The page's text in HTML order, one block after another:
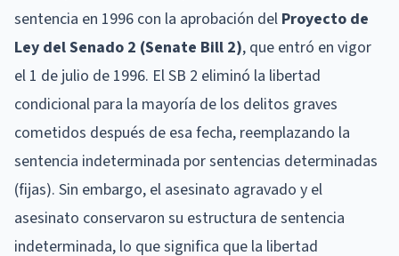
sentencia en 1996 con la aprobación del Proyecto de
Ley del Senado 2 (Senate Bill 2), que entró en vigor
el 1 de julio de 1996. El SB 2 eliminó la libertad
condicional para la mayoría de los delitos graves
cometidos después de esa fecha, reemplazando la
sentencia indeterminada por sentencias determinadas
(fijas). Sin embargo, el asesinato agravado y el
asesinato conservaron su estructura de sentencia
indeterminada, lo que significa que la libertad